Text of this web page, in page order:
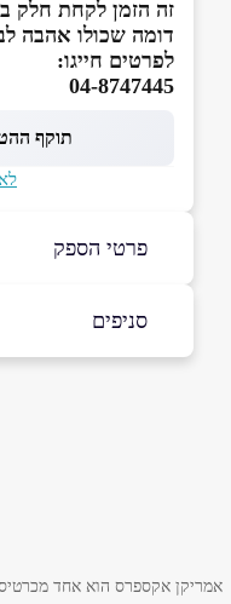
זה הזמן לקחת חלק
דומה שכולו אהבה
לפרטים חייגו:
04-8747445
תוקף ההטבה
פרטי הספק
04-8747445
טלפון*
סניפים
אמריקן אקספרס הוא אחד